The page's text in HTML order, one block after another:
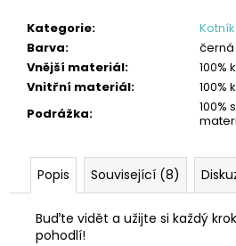
Kategorie:
Barva:
černá
Vnější materiál:
100%
Vnitřní materiál:
100%
Podrážka:
100%
Popis Související (8)
Buďte vidět a užijte si každý
pohodlí!